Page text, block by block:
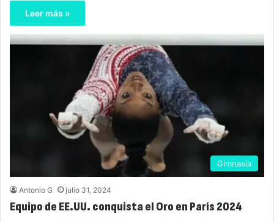
Leer más »
Gimnasia
Antonio G julio 31, 2024
Equipo de EE.UU. conquista el Oro en París 2024